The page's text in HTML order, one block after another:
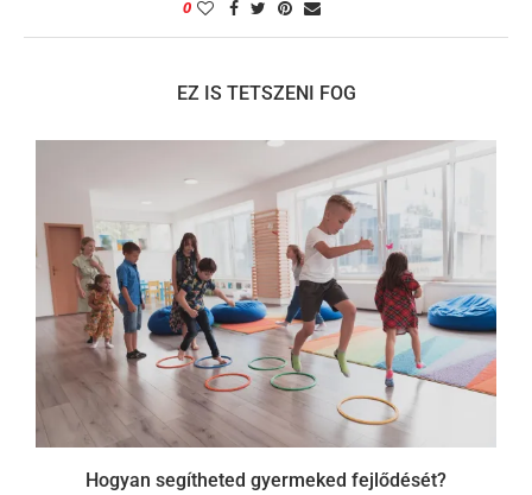
0
EZ IS TETSZENI FOG
Hogyan segítheted gyermeked fejlődését?